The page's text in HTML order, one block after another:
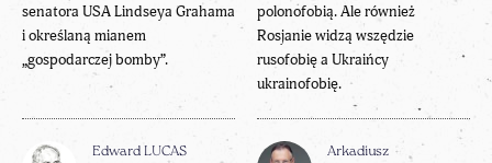
senatora USA Lindseya Grahama
i określaną mianem
„gospodarczej bomby”.
polonofobią. Ale również
Rosjanie widzą wszędzie
rusofobię a Ukraińcy
ukrainofobię.
Edward LUCAS
Arkadiusz